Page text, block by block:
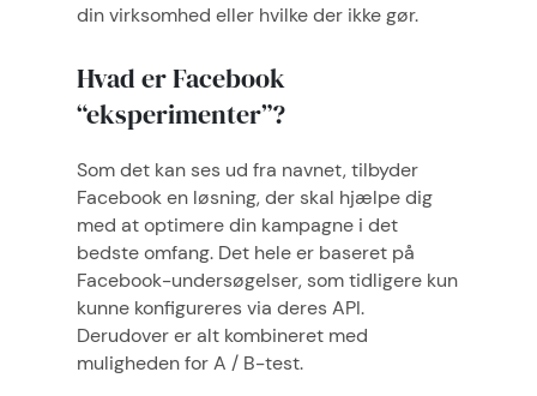
din virksomhed eller hvilke der ikke gør.
Hvad er Facebook
“eksperimenter”?
Som det kan ses ud fra navnet, tilbyder
Facebook en løsning, der skal hjælpe dig
med at optimere din kampagne i det
bedste omfang. Det hele er baseret på
Facebook-undersøgelser, som tidligere kun
kunne konfigureres via deres API.
Derudover er alt kombineret med
muligheden for A / B-test.